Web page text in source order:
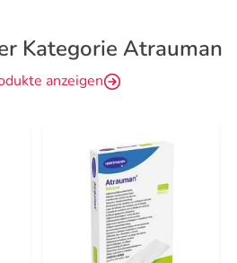
Kategorie Atrauman
anzeigen